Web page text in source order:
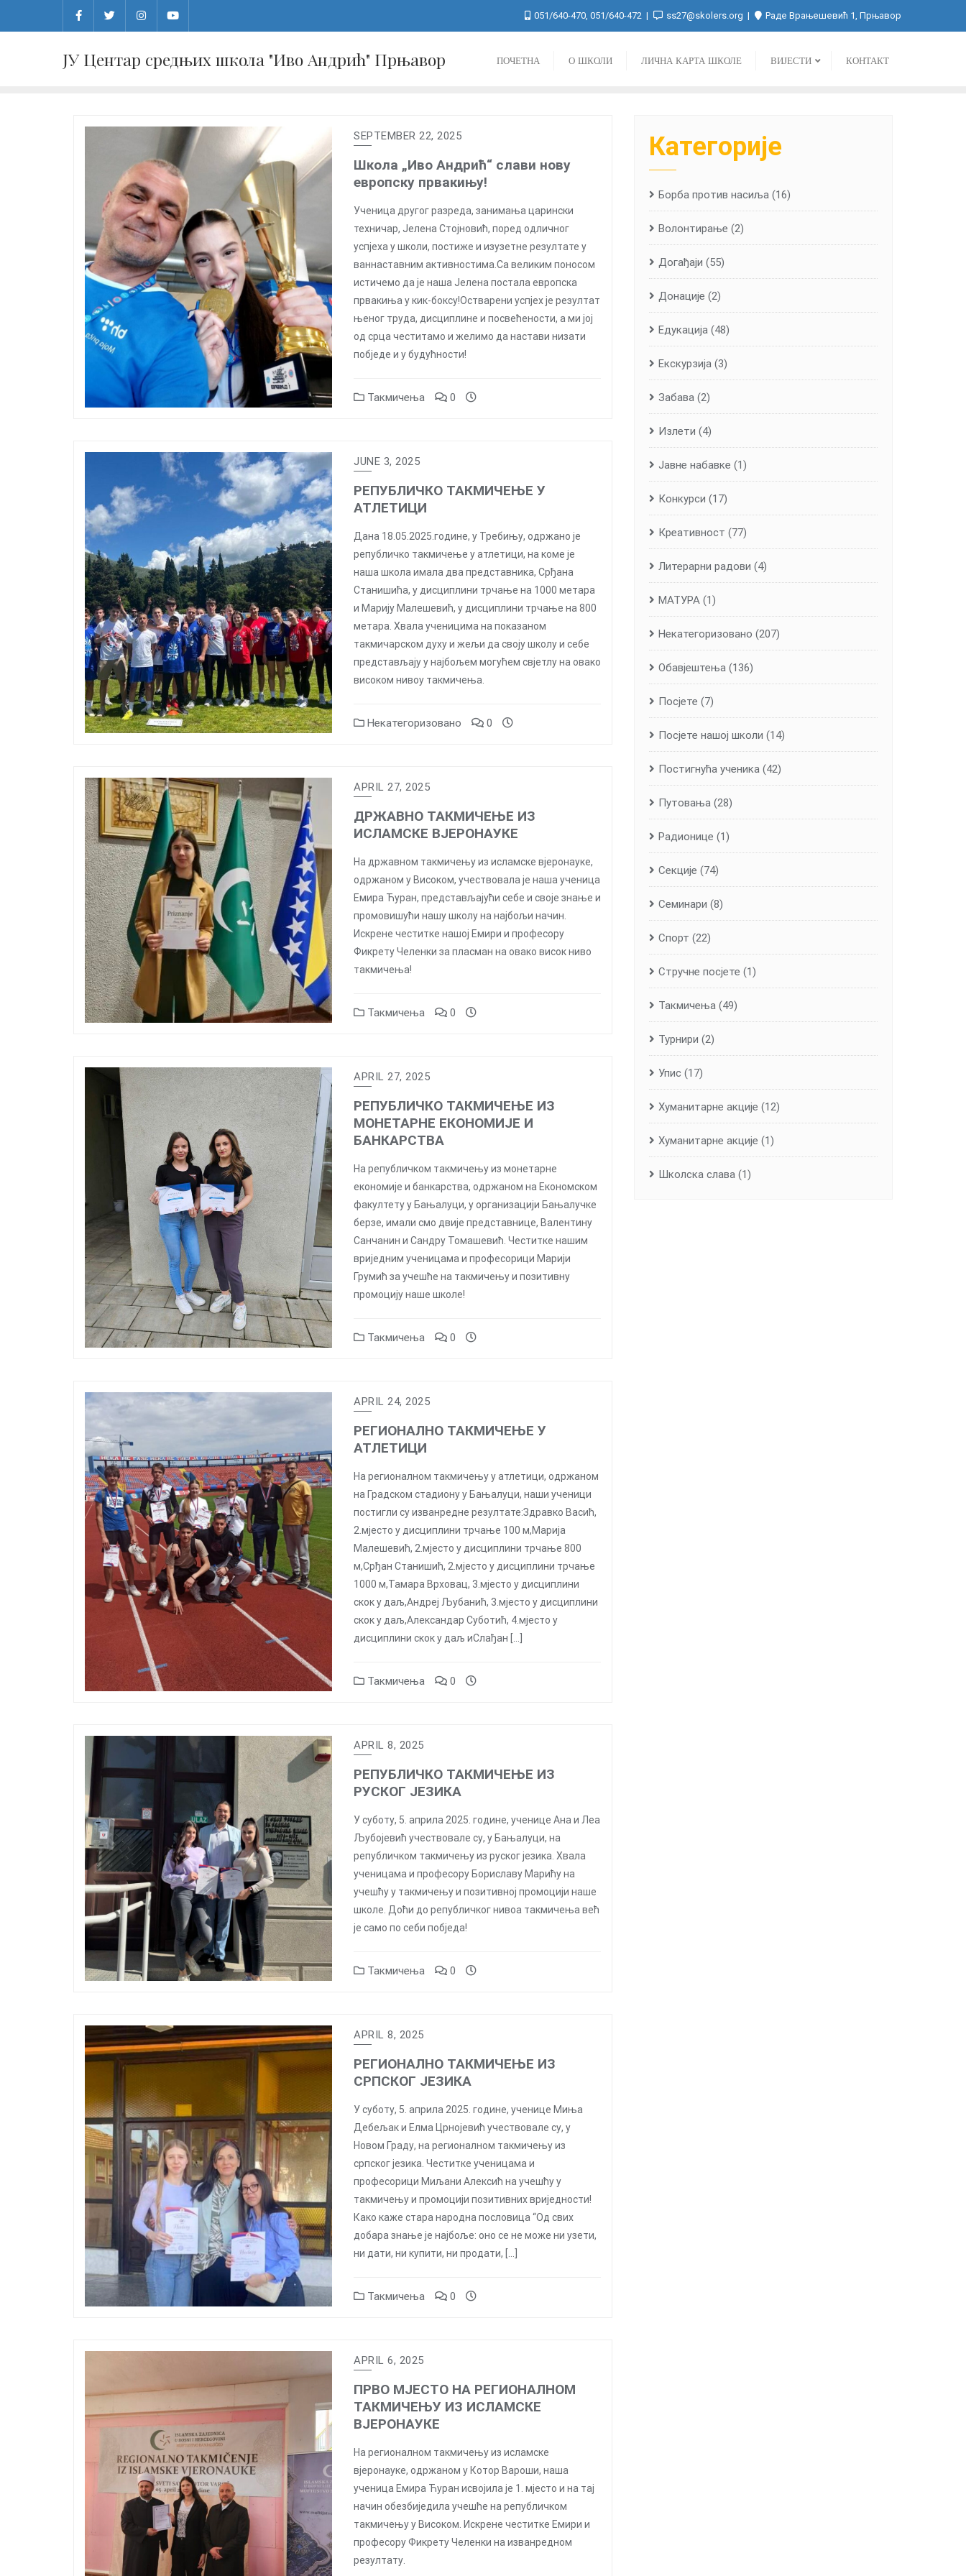
051/640-470, 051/640-472 ss27@skolers.org Раде Врањешевић 1, Прњавор
ЈУ Центар средњих школа "Иво Андрић" Прњавор ПОЧЕТНА О ШКОЛИ ЛИЧНА КАРТА ШКОЛЕ ВИЈЕСТИ КОНТАКТ
SEPTEMBER 22, 2025
Школа „Иво Андрић“ слави нову
европску првакињу!
Ученица другог разреда, занимања царински
техничар, Јелена Стојновић, поред одличног
успјеха у школи, постиже и изузетне резултате у
ваннаставним активностима.Са великим поносом
истичемо да је наша Јелена постала европска
првакиња у кик-боксу!Остварени успјех је резултат
њеног труда, дисциплине и посвећености, а ми јој
од срца честитамо и желимо да настави низати
побједе и у будућности!
Такмичења 0
JUNE 3, 2025
РЕПУБЛИЧКО ТАКМИЧЕЊЕ У
АТЛЕТИЦИ
Дана 18.05.2025.године, у Требињу, одржано је
републичко такмичење у атлетици, на коме је
наша школа имала два представника, Срђана
Станишића, у дисциплини трчање на 1000 метара
и Марију Малешевић, у дисциплини трчање на 800
метара. Хвала ученицима на показаном
такмичарском духу и жељи да своју школу и себе
представљају у најбољем могућем свјетлу на овако
високом нивоу такмичења.
Некатегоризовано 0
APRIL 27, 2025
ДРЖАВНО ТАКМИЧЕЊЕ ИЗ
ИСЛАМСКЕ ВЈЕРОНАУКЕ
На државном такмичењу из исламске вјеронауке,
одржаном у Високом, учествовала је наша ученица
Емира Ћуран, представљајући себе и своје знање и
промовишући нашу школу на најбољи начин.
Искрене честитке нашој Емири и професору
Фикрету Челенки за пласман на овако висок ниво
такмичења!
Такмичења 0
APRIL 27, 2025
РЕПУБЛИЧКО ТАКМИЧЕЊЕ ИЗ
МОНЕТАРНЕ ЕКОНОМИЈЕ И
БАНКАРСТВА
На републичком такмичењу из монетарне
економије и банкарства, одржаном на Економском
факултету у Бањалуци, у организацији Бањалучке
берзе, имали смо двије представнице, Валентину
Санчанин и Сандру Томашевић. Честитке нашим
вриједним ученицама и професорици Марији
Грумић за учешће на такмичењу и позитивну
промоцију наше школе!
Такмичења 0
APRIL 24, 2025
РЕГИОНАЛНО ТАКМИЧЕЊЕ У
АТЛЕТИЦИ
На регионалном такмичењу у атлетици, одржаном
на Градском стадиону у Бањалуци, наши ученици
постигли су изванредне резултате:Здравко Васић,
2.мјесто у дисциплини трчање 100 м,Марија
Малешевић, 2.мјесто у дисциплини трчање 800
м,Срђан Станишић, 2.мјесто у дисциплини трчање
1000 м,Тамара Врховац, 3.мјесто у дисциплини
скок у даљ,Андреј Љубанић, 3.мјесто у дисциплини
скок у даљ,Александар Суботић, 4.мјесто у
дисциплини скок у даљ иСлађан […]
Такмичења 0
APRIL 8, 2025
РЕПУБЛИЧКО ТАКМИЧЕЊЕ ИЗ
РУСКОГ ЈЕЗИКА
У суботу, 5. априла 2025. године, ученице Ана и Леа
Љубојевић учествовале су, у Бањалуци, на
републичком такмичењу из руског језика. Хвала
ученицама и професору Бориславу Марићу на
учешћу у такмичењу и позитивној промоцији наше
школе. Доћи до републичког нивоа такмичења већ
је само по себи побједа!
Такмичења 0
APRIL 8, 2025
РЕГИОНАЛНО ТАКМИЧЕЊЕ ИЗ
СРПСКОГ ЈЕЗИКА
У суботу, 5. априла 2025. године, ученице Миња
Дебељак и Елма Црнојевић учествовале су, у
Новом Граду, на регионалном такмичењу из
српског језика. Честитке ученицама и
професорици Миљани Алексић на учешћу у
такмичењу и промоцији позитивних вриједности!
Како каже стара народна пословица “Од свих
добара знање је најбоље: оно се не може ни узети,
ни дати, ни купити, ни продати, […]
Такмичења 0
APRIL 6, 2025
ПРВО МЈЕСТО НА РЕГИОНАЛНОМ
ТАКМИЧЕЊУ ИЗ ИСЛАМСКЕ
ВЈЕРОНАУКЕ
На регионалном такмичењу из исламске
вјеронауке, одржаном у Котор Вароши, наша
ученица Емира Ћуран исвојила је 1. мјесто и на тај
начин обезбиједила учешће на републичком
такмичењу у Високом. Искрене честитке Емири и
професору Фикрету Челенки на изванредном
резултату.
Категорије
Борба против насиља (16)
Волонтирање (2)
Догађаји (55)
Донације (2)
Едукација (48)
Екскурзија (3)
Забава (2)
Излети (4)
Јавне набавке (1)
Конкурси (17)
Креативност (77)
Литерарни радови (4)
МАТУРА (1)
Некатегоризовано (207)
Обавјештења (136)
Посјете (7)
Посјете нашој школи (14)
Постигнућа ученика (42)
Путовања (28)
Радионице (1)
Секције (74)
Семинари (8)
Спорт (22)
Стручне посјете (1)
Такмичења (49)
Турнири (2)
Упис (17)
Хуманитарне aкције (12)
Хуманитарне акције (1)
Школска слава (1)